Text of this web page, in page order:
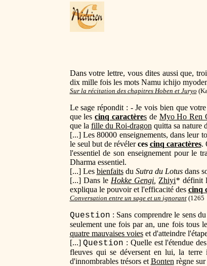
Dans votre lettre, vous dites aussi que,
dix mille fois les mots Namu ichijo
Sur la récitation des chapitres Hoben et Juryo
Le sage répondit : - Je vois bien que
que lescinq caractèresde Myo Ho Ren
que la fille du Roi-dragon quitta sa nature
[...] Les 80000 enseignements, dans leur
le seul but de révélerces cinq caractères.
l'essentiel de son enseignement pour le
Dharma essentiel.
[...] Les bienfaitsdu Sutra du Lotusdans
[...] Dans le Hokke Gengi Zhiyi* définit
expliqua le pouvoir et l'efficacité des cinq
Conversation entre un sage et un ignorant(1265
Question : Sans comprendre le sens du
seulement une fois par an, une fois tous
quatre mauvaises voieset d'atteindre
[...]Question : Quelle est l'étendue
fleuves qui se déversent en lui, la terre
d'innombrables trésors et Bonten règne